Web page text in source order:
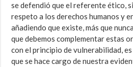
se defendió que el referente ético,
respeto a los derechos humanos y
añadiendo que existe, más que
que debemos complementar estas
con el principio de vulnerabilidad,
que se hace cargo de nuestra